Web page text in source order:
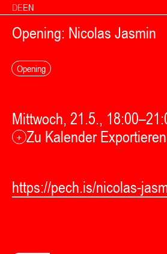
Zum Inhalt springen
DEEN
Opening: Nicolas Jasmin
Opening
Mittwoch, 21.5.,
+ Zu Kalender Exportieren
https://pech.is/nicolas-